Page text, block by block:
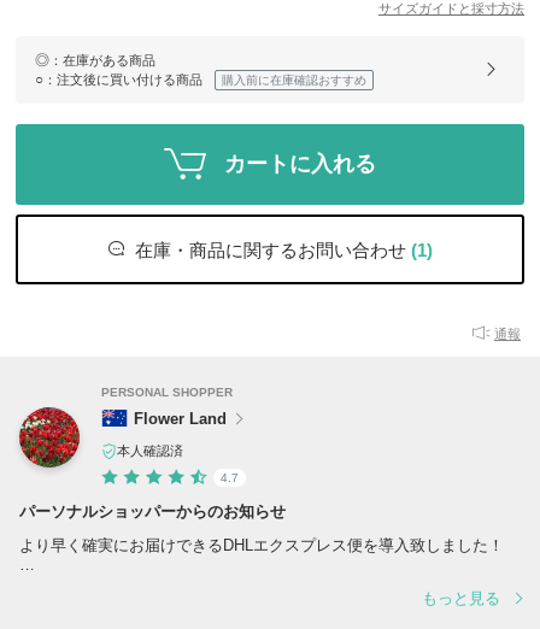
サイズガイドと採寸方法
◎ ：在庫がある商品
○ ：注文後に買い付ける商品 購入前に在庫確認おすすめ
カートに入れる
在庫・商品に関するお問い合わせ (1)
通報
PERSONAL SHOPPER
Flower Land
本人確認済
4.7
パーソナルショッパーからのお知らせ
より早く確実にお届けできるDHLエクスプレス便を導入致しました！
ックストア☆海外らしいおしゃれなベッドカバーやインテリア小物は一
もっと見る